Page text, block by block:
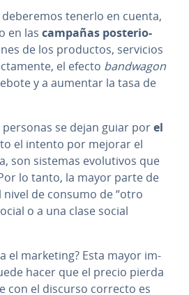
deberemos tenerlo en cuenta,
en las campañas po­s­te­rio­
de los productos, servicios
el efecto bandwagon
y a aumentar la tasa de
personas se dejan guiar porel
el intento por mejorar el
son sistemas evo­lu­ti­vos que
lo tanto, la mayor parte de
de consumo de “otro
o a una clase social
el marketing? Esta mayor im­
hacer que el precio pierda
con el discurso correcto es